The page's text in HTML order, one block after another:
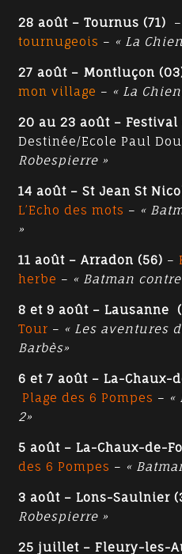
28 août – Tournus (71) –
tournugeois – « La
27 août – Montluçon
mon village – « La
20 au 23 août – Festival
Destinée/Ecole Paul
Robespierre »
14 août – St Jean St
L’Echo des mots – «
»
11 août – Arradon (56) –
herbe – « Batman
8 et 9 août – Lausanne
Tour – « Les aventures
Barbès»
6 et 7 août – La-Chaux-
Plage des 6 Pompes – «
2»
5 août – La-Chaux-de-
des 6 Pompes – «
3 août – Lons-Saulnier
Robespierre »
25 juillet – Fleury-les-